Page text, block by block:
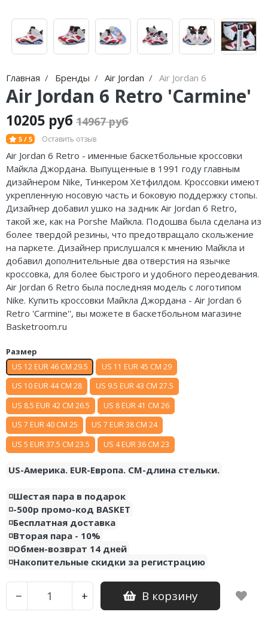
Главная Бренды Air Jordan Air Jordan 6
Air Jordan 6 Retro 'Carmine'
10205 руб 14967 руб
5 / 5 Оставить отзыв
Air Jordan 6 Retro - именные баскетбольные кроссовки
Майкла Джордана. Выпущенные в 1991 году главным
дизайнером Nike, Тинкером Хетфилдом. Кроссовки имеют
укрепленную носовую часть и боковую поддержку стопы.
Дизайнер добавил ушко на задник Air Jordan 6 Retro,
такой же, как на Porshe Майкла. Подошва была сделана из
более твердой резины, что предотвращало скольжение
на паркете. Дизайнер прислушался к мнению Майкла и
добавил дополнительные два отверстия на язычке
кроссовка, для более быстрого и удобного переодевания.
Air Jordan 6 Retro была последняя модель с логотипом
Nike. Купить кроссовки Майкла Джордана - Air Jordan 6
Retro 'Carmine'', вы можете в баскетбольном магазине
Basketroom.ru
Размер
US 12 EUR 46 CM 29.5
US 11 EUR 45 CM 29
US 10 EUR 44 CM 28
US 9.5 EUR 43 CM 27.5
US 8.5 EUR 42 CM 26.5
US 8 EUR 41 CM 26
US 7 EUR 40 CM 25
US 7 EUR 38 CM 24
US 5 EUR 37.5 CM 23.5
US 4 EUR 36 CM 23
US-Америка. EUR-Европа. CM-длина стельки.
◽️Шестая пара в подарок
◽️-500р промо-код BASKET
◽️Бесплатная доставка
◽️Вторая пара - 10%
◽️Обмен-возврат 14 дней
◽️Накопительные скидки за регистрацию
− + В корзину
Nike Dunk
Nike Shox
Nike Blazer
Nike P-6000
Nike Initiator
Nike Pegasus
Nike Precision
Nike Hyperdunk
Nike Hyperset
Nike Cosmic Unity
Nike Air Deldon
Nike Sabrina
Nike A’ja
Nike ST
Nike GT
Nike Ja
Nike Book
Nike LeBron
Nike Freak
Nike KD
Nike PG
Nike Kobe
Nike Uptempo
adidas Samba
adidas Gazelle
adidas Handball
adidas Adistar
adidas adiFOM
adidas Adizero
adidas Harden
adidas Dame
adidas AE
Adidas Yeezy Boost 350 V2